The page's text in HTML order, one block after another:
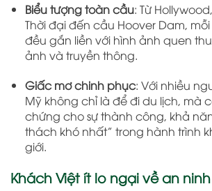
Biểu tượng toàn cầu: Từ
Thời đại đến cầu Hoover Dam,
đều gắn liền với hình ảnh quen
ảnh và truyền thông.
Giấc mơ chinh phục: Với nhiều
Mỹ không chỉ là để đi du lịch, mà
chứng cho sự thành công, khả
thách khó nhất” trong hành trình
giới.
Khách Việt ít lo ngại về an ninh